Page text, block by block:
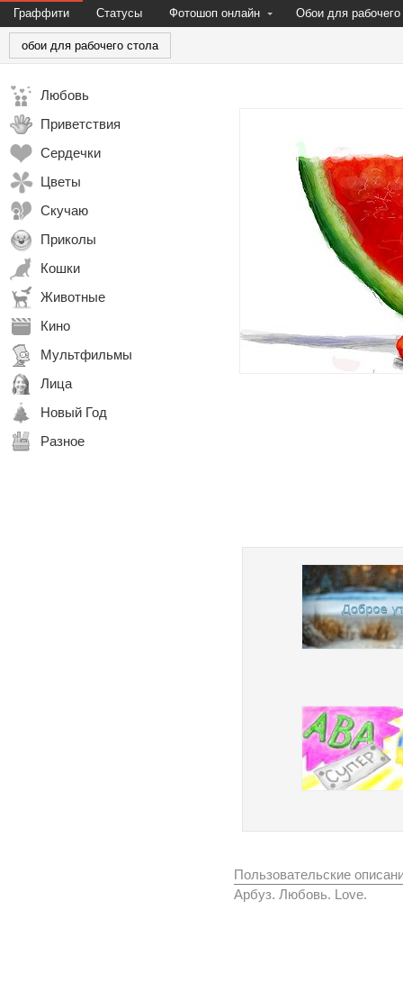
Граффити Статусы Фотошоп онлайн Обои для рабочего
обои для рабочего стола
Любовь
Приветствия
Сердечки
Цветы
Скучаю
Приколы
Кошки
Животные
Кино
Мультфильмы
Лица
Новый Год
Разное
Пользовательские
Арбуз. Любовь. Love.